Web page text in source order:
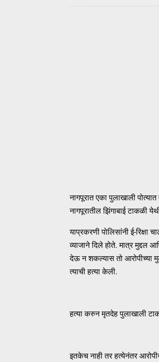
नागपूरात एका पुलाखाली
नागपूरातील झिंगाबाई टाकळी
याप्रकरणी पोलिसांनी ई-
व्याजाने दिले होते. मात्र मुद्दल
देऊ न शकल्यास तो आरोपीच्या
त्याची हत्या केली.
हत्या करुन मृतदेह पुलाखाली
इतकेच नाही तर हत्येनंतर